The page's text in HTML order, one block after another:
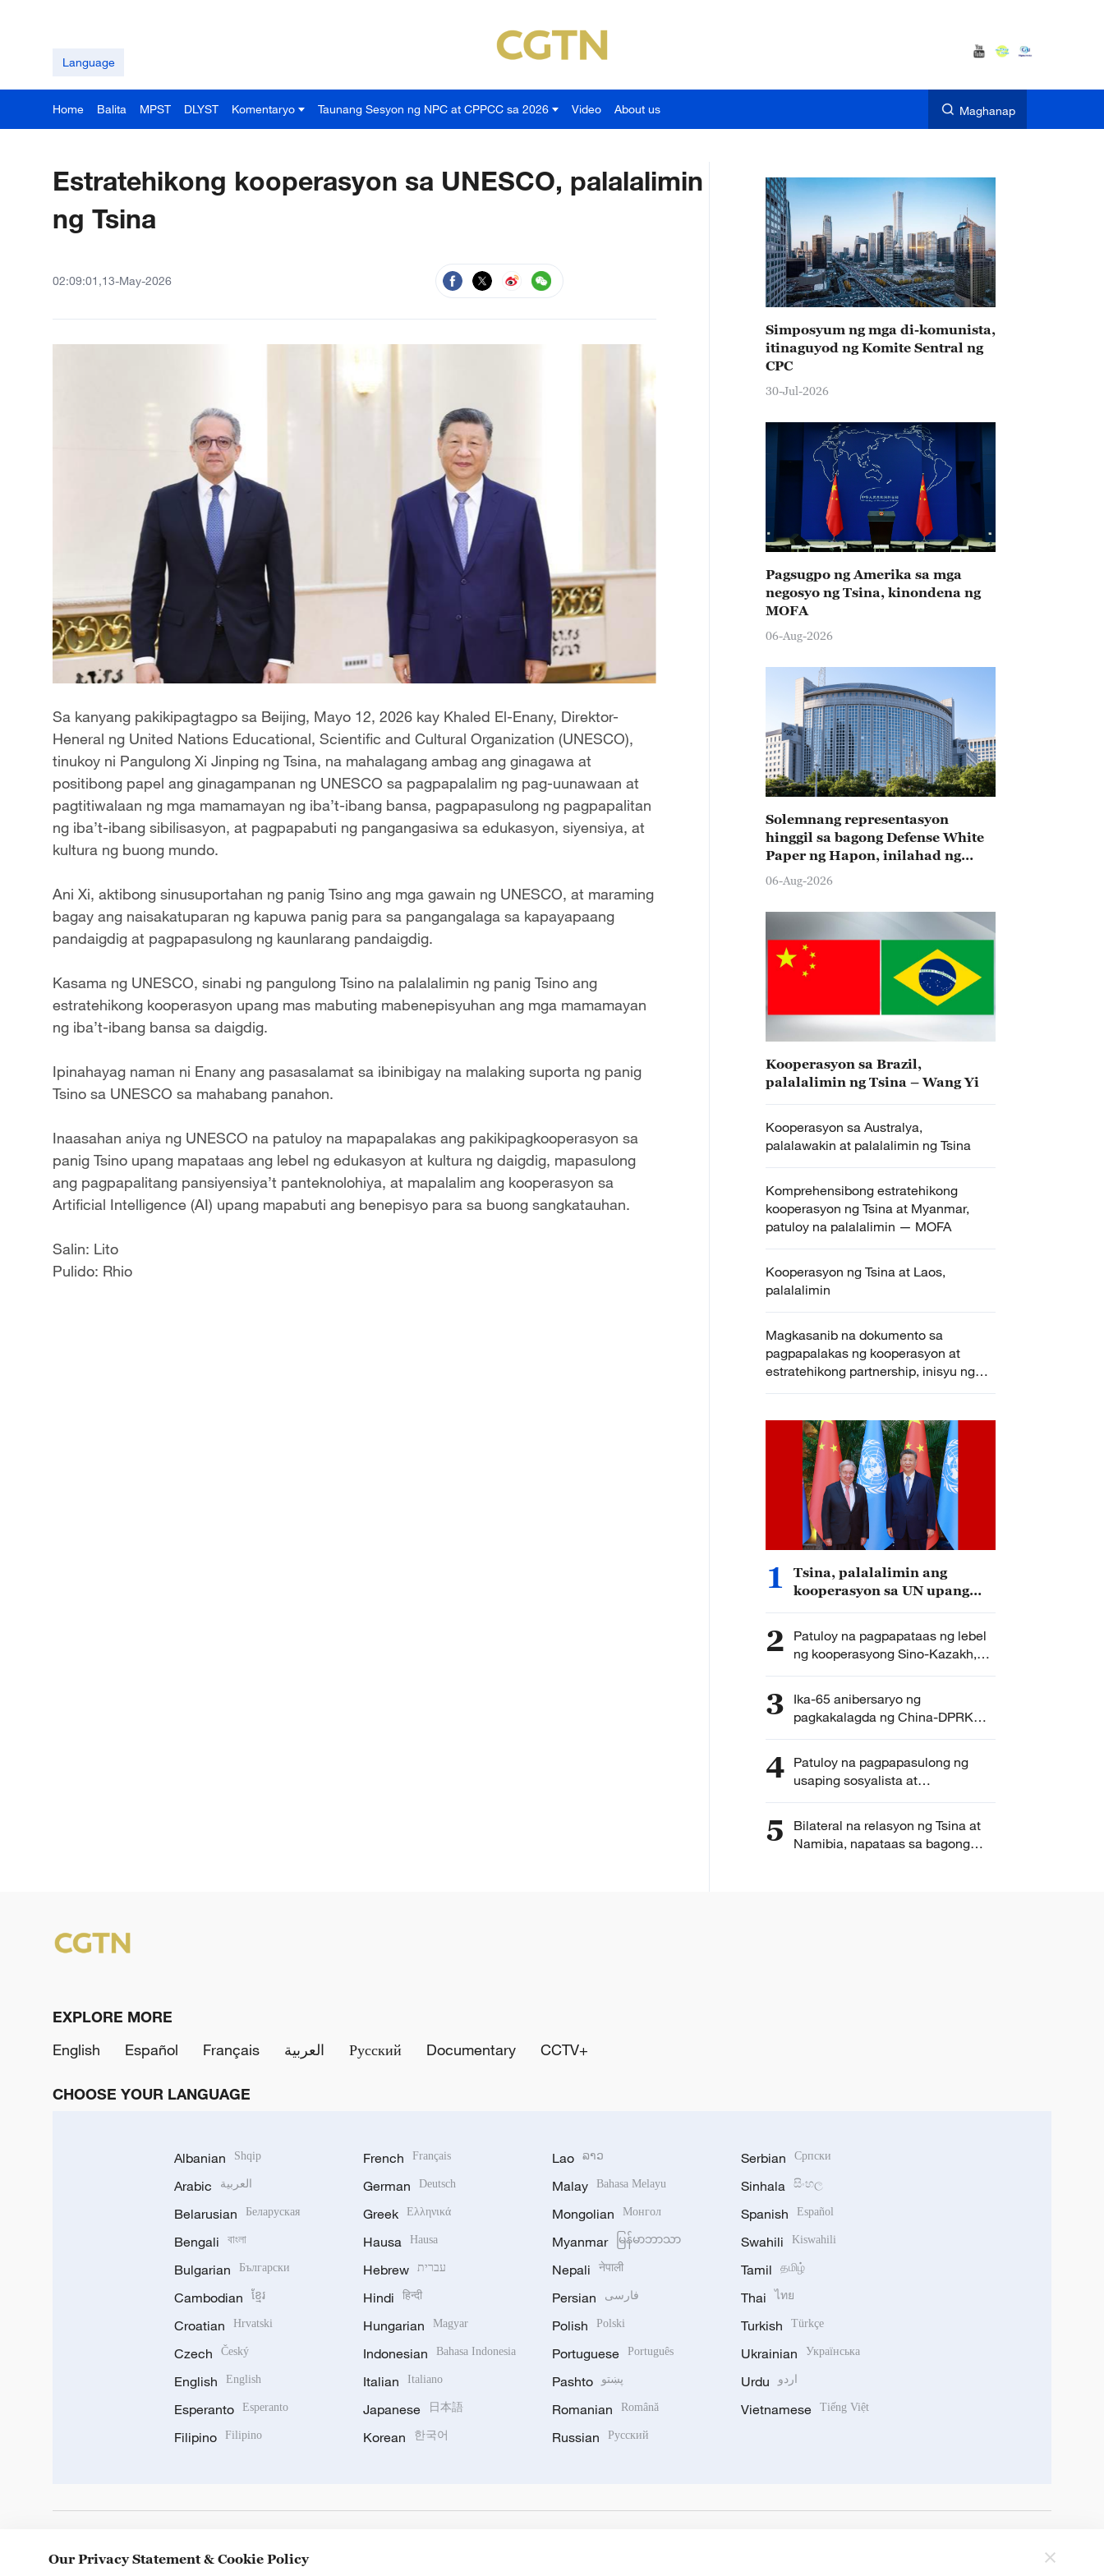
Language
Home Balita MPST DLYST Komentaryo Taunang Sesyon ng NPC at CPPCC sa 2026 Video About us Maghanap
Estratehikong kooperasyon sa UNESCO, palalalimin
ng Tsina
02:09:01,13-May-2026
Sa kanyang pakikipagtagpo sa Beijing, Mayo 12, 2026 kay Khaled El-Enany, Direktor-
Heneral ng United Nations Educational, Scientific and Cultural Organization (UNESCO),
tinukoy ni Pangulong Xi Jinping ng Tsina, na mahalagang ambag ang ginagawa at
positibong papel ang ginagampanan ng UNESCO sa pagpapalalim ng pag-uunawaan at
pagtitiwalaan ng mga mamamayan ng iba’t-ibang bansa, pagpapasulong ng pagpapalitan
ng iba’t-ibang sibilisasyon, at pagpapabuti ng pangangasiwa sa edukasyon, siyensiya, at
kultura ng buong mundo.
Ani Xi, aktibong sinusuportahan ng panig Tsino ang mga gawain ng UNESCO, at maraming
bagay ang naisakatuparan ng kapuwa panig para sa pangangalaga sa kapayapaang
pandaigdig at pagpapasulong ng kaunlarang pandaigdig.
Kasama ng UNESCO, sinabi ng pangulong Tsino na palalalimin ng panig Tsino ang
estratehikong kooperasyon upang mas mabuting mabenepisyuhan ang mga mamamayan
ng iba’t-ibang bansa sa daigdig.
Ipinahayag naman ni Enany ang pasasalamat sa ibinibigay na malaking suporta ng panig
Tsino sa UNESCO sa mahabang panahon.
Inaasahan aniya ng UNESCO na patuloy na mapapalakas ang pakikipagkooperasyon sa
panig Tsino upang mapataas ang lebel ng edukasyon at kultura ng daigdig, mapasulong
ang pagpapalitang pansiyensiya’t panteknolohiya, at mapalalim ang kooperasyon sa
Artificial Intelligence (AI) upang mapabuti ang benepisyo para sa buong sangkatauhan.
Salin: Lito
Pulido: Rhio
Simposyum ng mga di-komunista,
itinaguyod ng Komite Sentral ng
CPC
30-Jul-2026
Pagsugpo ng Amerika sa mga
negosyo ng Tsina, kinondena ng
MOFA
06-Aug-2026
Solemnang representasyon
hinggil sa bagong Defense White
Paper ng Hapon, inilahad ng
Tsina
06-Aug-2026
Kooperasyon sa Brazil,
palalalimin ng Tsina – Wang Yi
Kooperasyon sa Australya,
palalawakin at palalalimin ng Tsina
Komprehensibong estratehikong
kooperasyon ng Tsina at Myanmar,
Kooperasyon ng Tsina at Laos,
palalalimin
Magkasanib na dokumento sa
pagpapalakas ng kooperasyon at
estratehikong partnership, inisyu ng
Tsina at Switzerland
1
Tsina, palalalimin ang
kooperasyon sa UN upang
pangkapayapaan at
pangkaunlaran
2
Patuloy na pagpapataas ng lebel
ng kooperasyong Sino-Kazakh,
ipinanawagan ni Pangulong Xi
3
Ika-65 anibersaryo ng
pagkakalagda ng China-DPRK
Treaty of Friendship, Cooperation
nina Xi at Kim
4 Patuloy na pagpapasulong ng
usaping sosyalista at
modernisasyon ng Tsina at DPRK,
Jinping ng Tsina
5
Bilateral na relasyon ng Tsina at
Namibia, napataas sa bagong
EXPLORE MORE
English
Español Français العربية Русский Documentary CCTV+
CHOOSE YOUR LANGUAGE
Albanian Shqip
Arabic العربية
Belarusian Беларуская
Bengali বাংলা
Bulgarian Български
Cambodian ខ្មែរ
Croatian Hrvatski
Czech Český
English English
Esperanto Esperanto
Filipino Filipino
French Français
German Deutsch
Greek Ελληνικά
Hausa Hausa
Hebrew עברית
Hindi हिन्दी
Hungarian Magyar
Indonesian Bahasa Indonesia
Italian Italiano
Japanese 日本語
Korean 한국어
Lao ລາວ
Malay Bahasa Melayu
Mongolian Монгол
Myanmar မြန်မာဘာသာ
Nepali नेपाली
Persian فارسی
Polish Polski
Portuguese Português
Pashto پښتو
Romanian Română
Russian Русский
Serbian Српски
Sinhala සිංහල
Spanish Español
Swahili Kiswahili
Tamil தமிழ்
Thai ไทย
Turkish Türkçe
Ukrainian Українська
Urdu اردو
Vietnamese Tiếng Việt
Our Privacy Statement & Cookie Policy